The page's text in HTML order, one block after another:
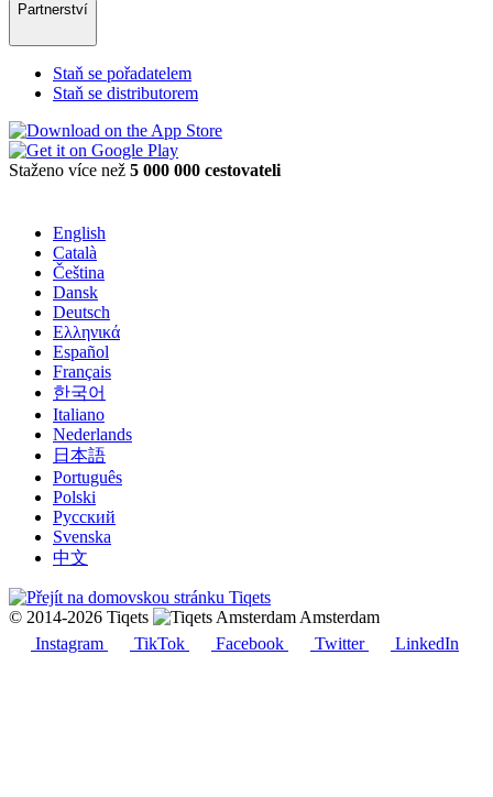
Partnerství
Staň se pořadatelem
Staň se distributorem
Staženo více než 5 000 000 cestovateli
English
Català
Čeština
Dansk
Deutsch
Ελληνικά
Español
Français
한국어
Italiano
Nederlands
日本語
Português
Polski
Русский
Svenska
中文
© 2014-2026 Tiqets
Amsterdam
Instagram
TikTok Facebook Twitter LinkedIn